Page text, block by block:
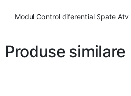
Modul Control diferential Spate
Produse similare